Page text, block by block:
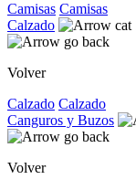
Camisas Camisas
Calzado
Volver
Calzado Calzado
Canguros y Buzos
Volver